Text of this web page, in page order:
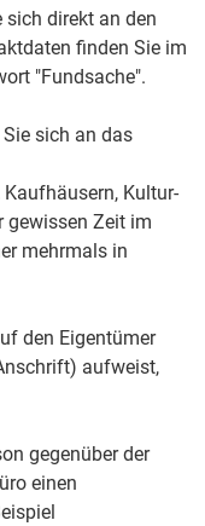
sich direkt an den
finden Sie im
"Fundsache".
sich an das
Kultur-
gewissen Zeit im
mehrmals in
den Eigentümer
aufweist,
gegenüber der
einen